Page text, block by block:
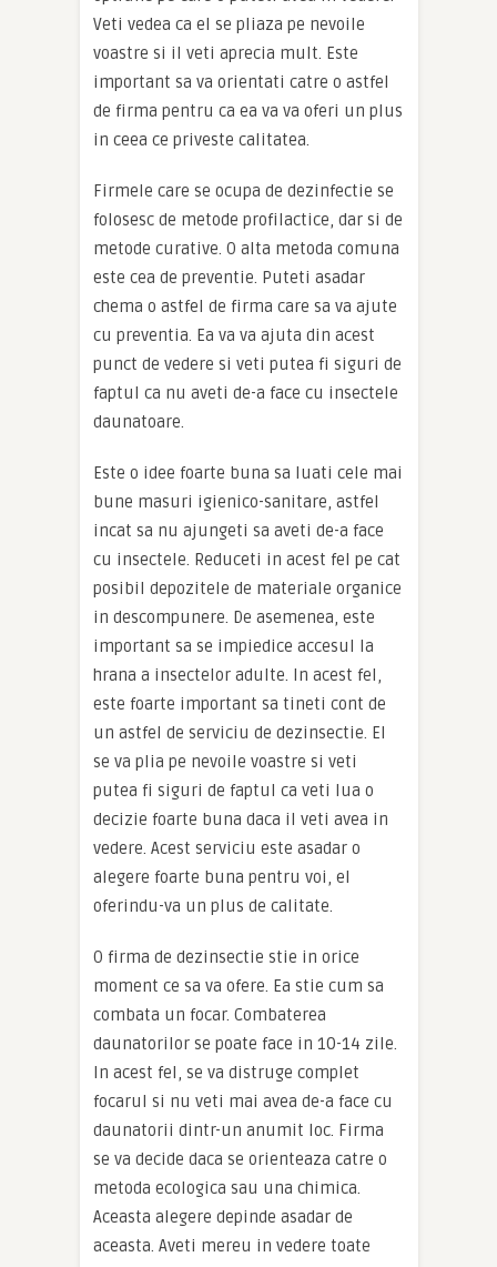
Veti vedea ca el se pliaza pe nevoile
voastre si il veti aprecia mult. Este
important sa va orientati catre o astfel
de firma pentru ca ea va va oferi un plus
in ceea ce priveste calitatea.
Firmele care se ocupa de dezinfectie se
folosesc de metode profilactice, dar si de
metode curative. O alta metoda comuna
este cea de preventie. Puteti asadar
chema o astfel de firma care sa va ajute
cu preventia. Ea va va ajuta din acest
punct de vedere si veti putea fi siguri de
faptul ca nu aveti de-a face cu insectele
daunatoare.
Este o idee foarte buna sa luati cele mai
bune masuri igienico-sanitare, astfel
incat sa nu ajungeti sa aveti de-a face
cu insectele. Reduceti in acest fel pe cat
posibil depozitele de materiale organice
in descompunere. De asemenea, este
important sa se impiedice accesul la
hrana a insectelor adulte. In acest fel,
este foarte important sa tineti cont de
un astfel de serviciu de dezinsectie. El
se va plia pe nevoile voastre si veti
putea fi siguri de faptul ca veti lua o
decizie foarte buna daca il veti avea in
vedere. Acest serviciu este asadar o
alegere foarte buna pentru voi, el
oferindu-va un plus de calitate.
O firma de dezinsectie stie in orice
moment ce sa va ofere. Ea stie cum sa
combata un focar. Combaterea
daunatorilor se poate face in 10-14 zile.
In acest fel, se va distruge complet
focarul si nu veti mai avea de-a face cu
daunatorii dintr-un anumit loc. Firma
se va decide daca se orienteaza catre o
metoda ecologica sau una chimica.
Aceasta alegere depinde asadar de
aceasta. Aveti mereu in vedere toate